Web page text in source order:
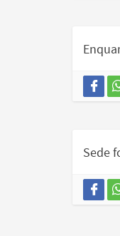
Sede